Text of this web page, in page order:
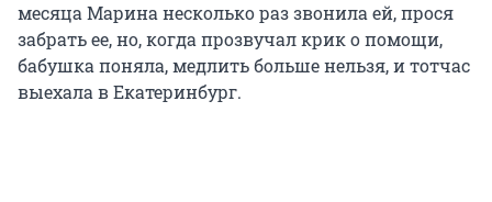
месяца Марина несколько раз звонила ей, прося
забрать ее, но, когда прозвучал крик о помощи,
бабушка поняла, медлить больше нельзя, и тотчас
выехала в Екатеринбург.